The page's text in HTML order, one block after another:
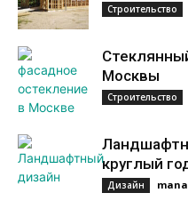
Строительство
Москвы
Строительство
круглый
Дизайн